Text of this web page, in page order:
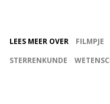
LEES MEER OVER FILMPJE
STERRENKUNDE